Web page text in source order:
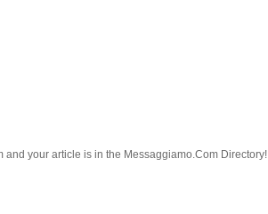
and your article is in the Messaggiamo.Com Directory!